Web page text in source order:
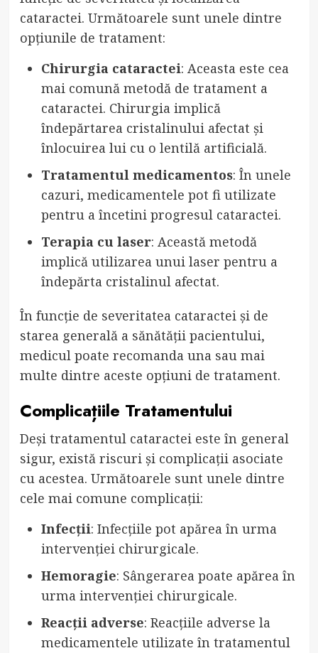
cataractei. Următoarele sunt unele dintre
opțiunile de tratament:
Chirurgia cataractei: Aceasta este cea
mai comună metodă de tratament a
cataractei. Chirurgia implică
îndepărtarea cristalinului afectat și
înlocuirea lui cu o lentilă artificială.
Tratamentul medicamentos: În unele
cazuri, medicamentele pot fi utilizate
pentru a încetini progresul cataractei.
Terapia cu laser: Această metodă
implică utilizarea unui laser pentru a
îndepărta cristalinul afectat.
În funcție de severitatea cataractei și de
starea generală a sănătății pacientului,
medicul poate recomanda una sau mai
multe dintre aceste opțiuni de tratament.
Complicațiile Tratamentului
Deși tratamentul cataractei este în general
sigur, există riscuri și complicații asociate
cu acestea. Următoarele sunt unele dintre
cele mai comune complicații:
Infecții: Infecțiile pot apărea în urma
intervenției chirurgicale.
Hemoragie: Sângerarea poate apărea în
urma intervenției chirurgicale.
Reacții adverse: Reacțiile adverse la
medicamentele utilizate în tratamentul